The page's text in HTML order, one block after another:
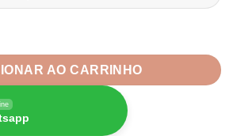
coelho da páscoa confete-par
AO CARRINHO